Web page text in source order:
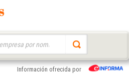
Información ofrecida por